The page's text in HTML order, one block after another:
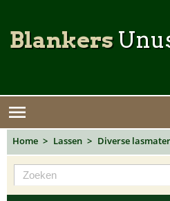
Blankers
Home Lassen Diverse